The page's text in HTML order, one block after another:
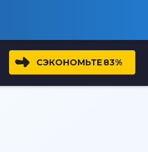
СЭКОНОМЬТЕ83%